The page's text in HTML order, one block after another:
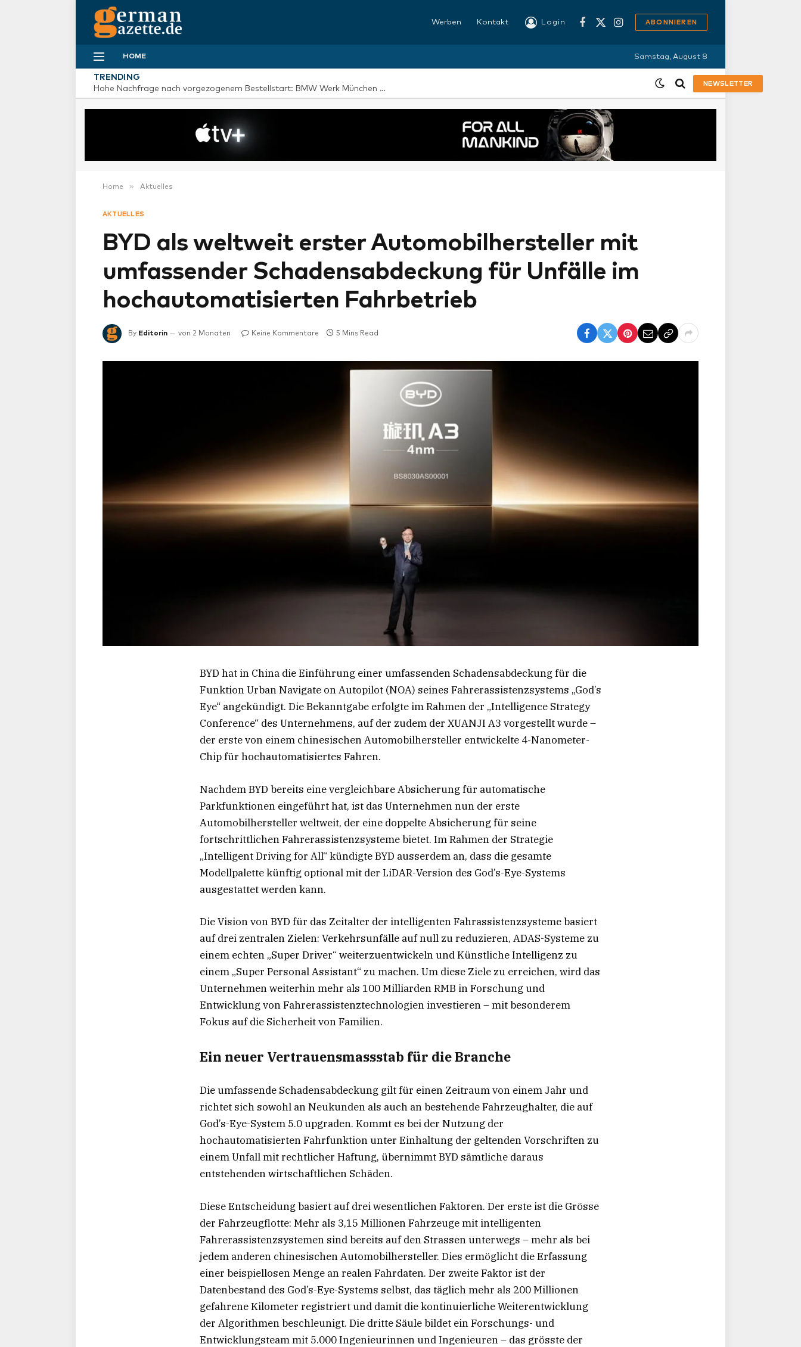
Werben Kontakt Login
Facebook
X
Instagram
ABONNIEREN
HOME Samstag, August 8
TRENDING
Hohe Nachfrage nach vorgezogenem Bestellstart: BMW Werk München startet mit steiler Anlaufkurve die Serienproduktion des BMW i3*
NEWSLETTER
Home » Aktuelles
AKTUELLES
BYD als weltweit erster Automobilhersteller mit
umfassender Schadensabdeckung für Unfälle im
hochautomatisierten Fahrbetrieb
By Editorin von 2 Monaten Keine Kommentare 5 Mins Read
BYD hat in China die Einführung einer umfassenden Schadensabdeckung für die
Funktion Urban Navigate on Autopilot (NOA) seines Fahrerassistenzsystems „God’s
Eye“ angekündigt. Die Bekanntgabe erfolgte im Rahmen der „Intelligence Strategy
Conference“ des Unternehmens, auf der zudem der XUANJI A3 vorgestellt wurde –
der erste von einem chinesischen Automobilhersteller entwickelte 4-Nanometer-
Chip für hochautomatisiertes Fahren.
Nachdem BYD bereits eine vergleichbare Absicherung für automatische
Parkfunktionen eingeführt hat, ist das Unternehmen nun der erste
Automobilhersteller weltweit, der eine doppelte Absicherung für seine
fortschrittlichen Fahrerassistenzsysteme bietet. Im Rahmen der Strategie
„Intelligent Driving for All“ kündigte BYD ausserdem an, dass die gesamte
Modellpalette künftig optional mit der LiDAR-Version des God’s-Eye-Systems
ausgestattet werden kann.
Die Vision von BYD für das Zeitalter der intelligenten Fahrassistenzsysteme basiert
auf drei zentralen Zielen: Verkehrsunfälle auf null zu reduzieren, ADAS-Systeme zu
einem echten „Super Driver“ weiterzuentwickeln und Künstliche Intelligenz zu
einem „Super Personal Assistant“ zu machen. Um diese Ziele zu erreichen, wird das
Unternehmen weiterhin mehr als 100 Milliarden RMB in Forschung und
Entwicklung von Fahrerassistenztechnologien investieren – mit besonderem
Fokus auf die Sicherheit von Familien.
Ein neuer Vertrauensmassstab für die Branche
Die umfassende Schadensabdeckung gilt für einen Zeitraum von einem Jahr und
richtet sich sowohl an Neukunden als auch an bestehende Fahrzeughalter, die auf
God’s-Eye-System 5.0 upgraden. Kommt es bei der Nutzung der
hochautomatisierten Fahrfunktion unter Einhaltung der geltenden Vorschriften zu
einem Unfall mit rechtlicher Haftung, übernimmt BYD sämtliche daraus
entstehenden wirtschaftlichen Schäden.
Diese Entscheidung basiert auf drei wesentlichen Faktoren. Der erste ist die Grösse
der Fahrzeugflotte: Mehr als 3,15 Millionen Fahrzeuge mit intelligenten
Fahrerassistenzsystemen sind bereits auf den Strassen unterwegs – mehr als bei
jedem anderen chinesischen Automobilhersteller. Dies ermöglicht die Erfassung
einer beispiellosen Menge an realen Fahrdaten. Der zweite Faktor ist der
Datenbestand des God’s-Eye-Systems selbst, das täglich mehr als 200 Millionen
gefahrene Kilometer registriert und damit die kontinuierliche Weiterentwicklung
der Algorithmen beschleunigt. Die dritte Säule bildet ein Forschungs- und
Entwicklungsteam mit 5.000 Ingenieurinnen und Ingenieuren – das grösste der